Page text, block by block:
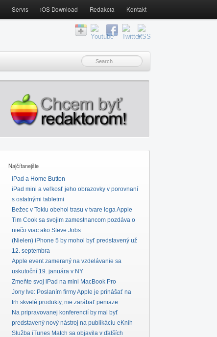
Servis iOS Download Redakcia Kontakt
Najčítanejšie
iPad a Home Button
iPad mini a veľkosť jeho obrazovky v porovnaní
s ostatnými tabletmi
Bežec v Tokiu obehol trasu v tvare loga Apple
Tim Cook sa svojim zamestnancom pozdáva o
niečo viac ako Steve Jobs
(Nielen) iPhone 5 by mohol byť predstavený už
12. septembra
Apple event zameraný na vzdelávanie sa
uskutoční 19. januára v NY
Zmeňte svoj iPad na mini MacBook Pro
Jony Ive: Poslaním firmy Apple je prinášať na
trh skvelé produkty, nie zarábať peniaze
Na pripravovanej konferencií by mal byť
predstavený nový nástroj na publikáciu eKníh
Služba iTunes Match sa objavila v ďalších